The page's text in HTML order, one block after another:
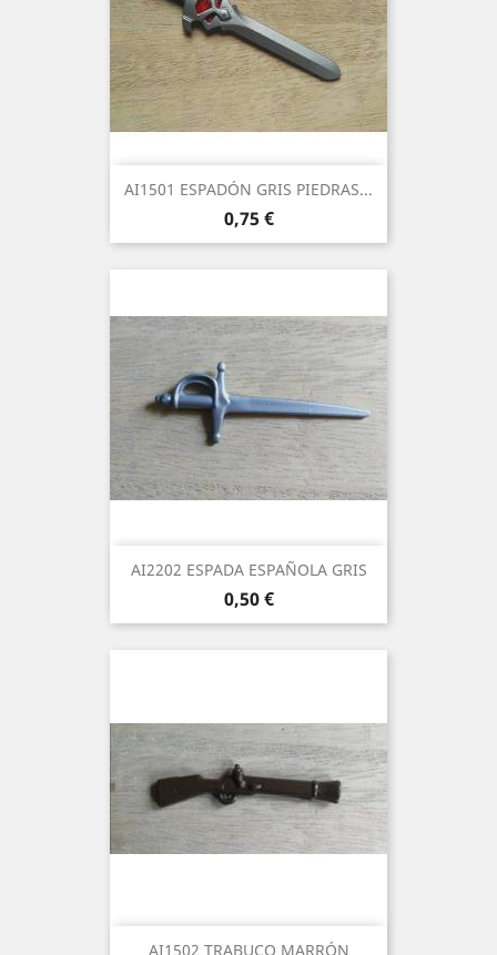
AI1501 ESPADÓN GRIS PIEDRAS...
Precio
0,75 €
AI2202 ESPADA ESPAÑOLA GRIS
Precio
0,50 €
AI1502 TRABUCO MARRÓN